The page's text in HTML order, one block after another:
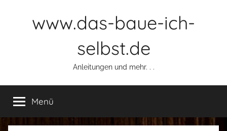
www.das-baue-ich-
selbst.de
Anleitungen und mehr. . .
Menü